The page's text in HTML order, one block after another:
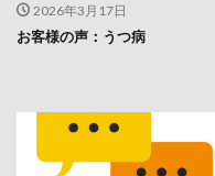
2026年3月17日
お客様の声：うつ病